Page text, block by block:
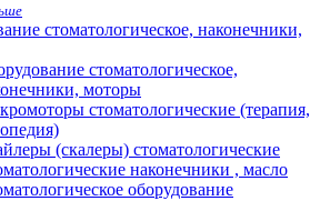
стоматологическое, наконечники,
стоматологическое,
моторы
стоматологические (терапия,
(скалеры) стоматологические
наконечники , масло
оборудование